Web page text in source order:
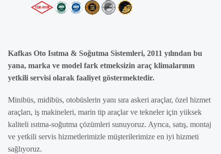
Kafkas Oto Isıtma & Soğutma Sistemleri, 2011 yılından bu
yana, marka ve model fark etmeksizin araç klimalarının
yetkili servisi olarak faaliyet göstermektedir.
Minibüs, midibüs, otobüslerin yanı sıra askeri araçlar, özel hizmet
araçları, iş makineleri, marin tip araçlar ve tekneler için yüksek
kaliteli ısıtma-soğutma çözümleri sunuyoruz. Ayrıca, satış, montaj
ve yetkili servis hizmetlerimizle müşterilerimize en iyi hizmeti
sağlıyoruz.